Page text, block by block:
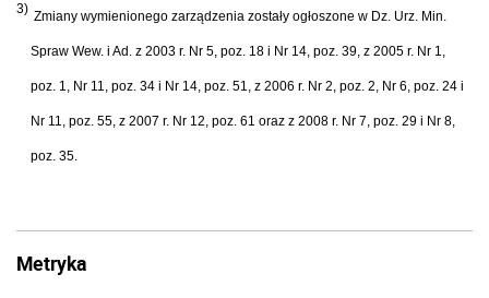
3) Zmiany wymienionego zarządzenia zostały ogłoszone w Dz. Urz. Min.
Spraw Wew. i Ad. z 2003 r. Nr 5, poz. 18 i Nr 14, poz. 39, z 2005 r. Nr 1,
poz. 1, Nr 11, poz. 34 i Nr 14, poz. 51, z 2006 r. Nr 2, poz. 2, Nr 6, poz. 24 i
Nr 11, poz. 55, z 2007 r. Nr 12, poz. 61 oraz z 2008 r. Nr 7, poz. 29 i Nr 8,
poz. 35.
Metryka